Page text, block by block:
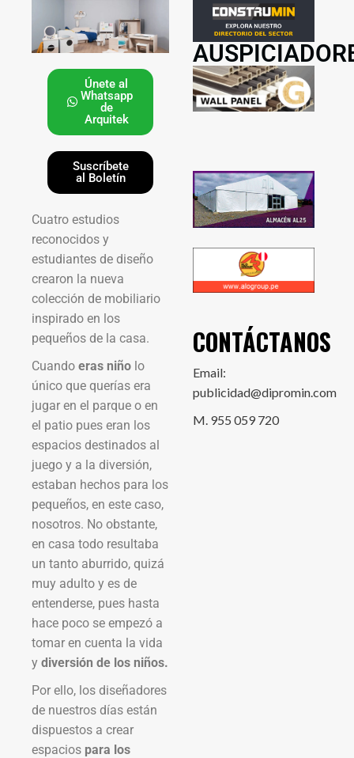
Únete al
Whatsapp
de
Arquitek
Suscríbete
al Boletín
Cuatro estudios
reconocidos y
estudiantes de diseño
crearon la nueva
colección de mobiliario
inspirado en los
pequeños de la casa.
Cuando eras niño lo
único que querías era
jugar en el parque o en
el patio pues eran los
espacios destinados al
juego y a la diversión,
estaban hechos para los
pequeños, en este caso,
nosotros. No obstante,
en casa todo resultaba
un tanto aburrido, quizá
muy adulto y es de
entenderse, pues hasta
hace poco se empezó a
tomar en cuenta la vida
y diversión de los niños.
Por ello, los diseñadores
de nuestros días están
dispuestos a crear
espacios para los
CONTÁCTANOS
Email:
publicidad@dipromin.com
M. 955 059 720